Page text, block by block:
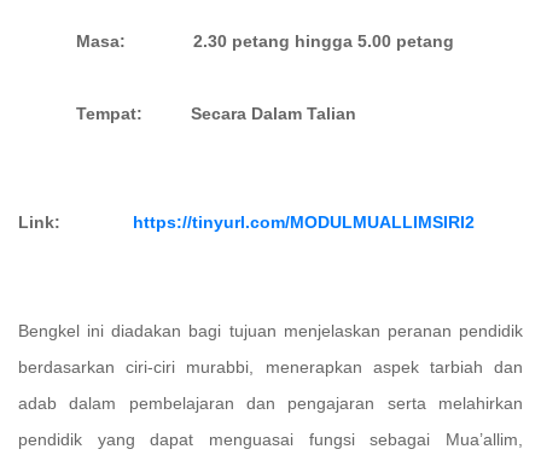
Masa: 2.30 petang hingga 5.00 petang
Tempat: Secara Dalam Talian
Link: https://tinyurl.com/MODULMUALLIMSIRI2
Bengkel ini diadakan bagi tujuan menjelaskan peranan pendidik
berdasarkan ciri-ciri murabbi, menerapkan aspek tarbiah dan
adab dalam pembelajaran dan pengajaran serta melahirkan
pendidik yang dapat menguasai fungsi sebagai Mua’allim,